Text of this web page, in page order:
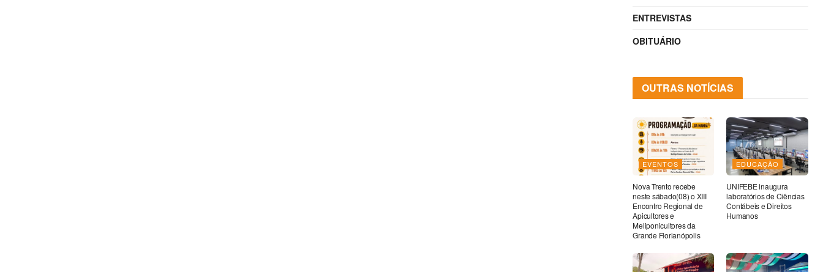
ENTREVISTAS
OBITUÁRIO
OUTRAS NOTÍCIAS
EVENTOS
Nova Trento recebe
neste sábado(08) o XIII
Encontro Regional de
Apicultores e
Meliponicultores da
Grande Florianópolis
EDUCAÇÃO
UNIFEBE inaugura
laboratórios de Ciências
Contábeis e Direitos
Humanos